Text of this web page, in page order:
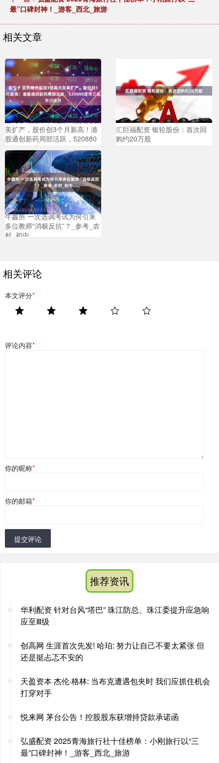
最”口碑封神！_游客_西北_旅游
相关文章
金勺子 百济神州追加3亿美元在
美扩产，股价创3个月新高！港
股通创新药局部活跃，520880
逆市三连升
汇巨福配资 银轮股份：首次回
购约20万股
牛鑫所 一次选调考试为何引来
多位教师“消极反抗”？_参考_农
村_初中
相关评论
本文评分*
评论内容*
你的昵称*
你的邮箱*
提交评论
推荐资讯
华利配资 针对台风“塔巴” 珠江防总、珠江委提升应急响
应至Ⅲ级
创高网 生涯首次先发! 哈珀: 努力让自己不要太紧张 但
还是挺忐忑不安的
天盈资本 杰伦·格林: 当布克遭遇包夹时 我们应抓住机会
打穿对手
悦来网 茅台公告！控股股东获增持贷款承诺函
弘盛配资 2025青海旅行社十佳榜单：小刚旅行以“三
最”口碑封神！_游客_西北_旅游